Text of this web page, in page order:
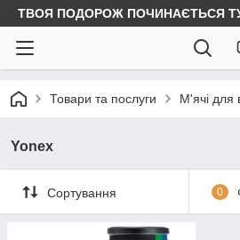
ТВОЯ ПОДОРОЖ ПОЧИНАЄТЬСЯ
Товари та послуги М'ячі для
Yonex
Сортування 0